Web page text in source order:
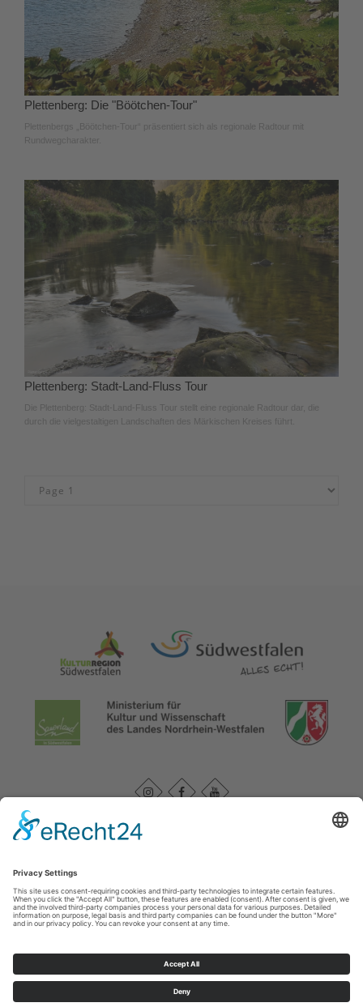
Plettenberg: Die "Böötchen-Tour"
Plettenbergs „Böötchen-Tour“ präsentiert sich als regionale Radtour mit
Rundwegcharakter.
Plettenberg: Stadt-Land-Fluss Tour
Die Plettenberg: Stadt-Land-Fluss Tour stellt eine regionale Radtour dar, die
durch die vielgestaltigen Landschaften des Märkischen Kreises führt.
WasserEisenland e. V.
c/o FD 40 Kultur und Tourismus des Märkischen Kreises /
Bismarckstr. 15
58762 Altena
WasserEisenland e. V.
Cookie-Einstellungen